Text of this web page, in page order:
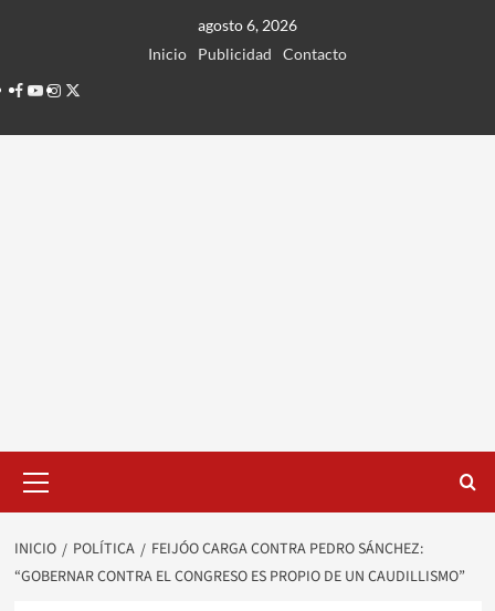
agosto 6, 2026
Inicio
Publicidad
Contacto
Facebook
Youtube
Instagram
Twitter
principal
INICIO POLÍTICA
FEIJÓO CARGA CONTRA PEDRO SÁNCHEZ:
“GOBERNAR CONTRA EL CONGRESO ES PROPIO DE UN CAUDILLISMO”